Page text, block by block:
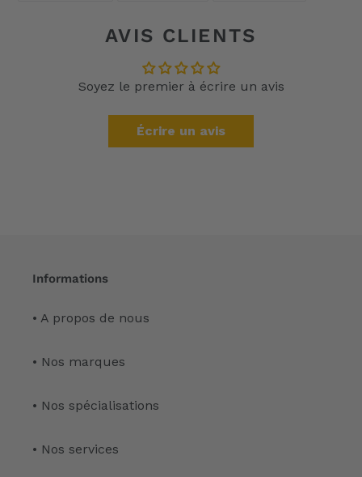
AVIS CLIENTS
Soyez le premier à écrire un avis
Écrire un avis
Informations
• A propos de nous
• Nos marques
• Nos spécialisations
• Nos services